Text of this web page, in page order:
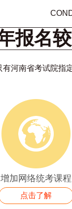
报名
有河南省考试院指
增加网络统考课程
点击了解